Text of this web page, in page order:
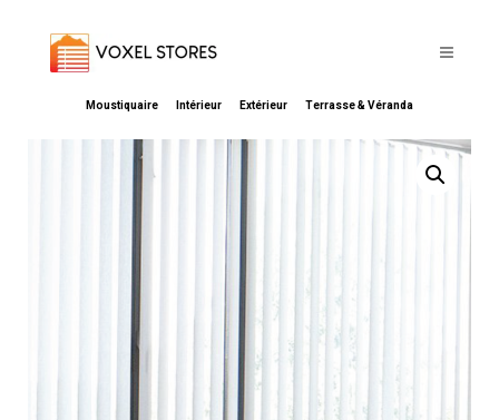
Moustiquaire Intérieur Extérieur Terrasse & Véranda